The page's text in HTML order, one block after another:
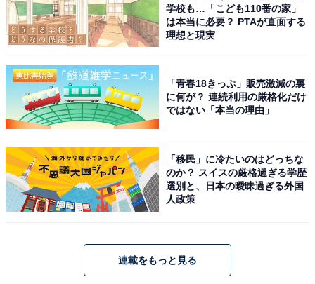
＞ほかのコメントも見る
【おすすめ記事】
・
好きな「ボカロP」ランキング！ 「ナユタン星人」
ンキングを分析】
・
全国500人に聞いた、好きな「ピアプロキャラ」ランキ
ング！ 第2位は「鏡音リン」、圧倒的1位は？【プロがラ
好きな「初音ミクの楽曲」ランキング！ 第2位は「マト
学校も…「こども110番の家」
は本当に必要？ PTAが直面する
理想と現実
「青春18きっぷ」販売激減の裏
に何が？ 連続利用の厳格化だけ
ではない「本当の理由」
「移民」に冷たいのはどっちな
のか？ スイスの厳格過ぎる学歴
選別と、日本の曖昧過ぎる外国
人政策
連載をもっと見る